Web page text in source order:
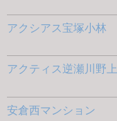
アクシアス宝塚小林
アクティス逆瀬川野
安倉西マンション